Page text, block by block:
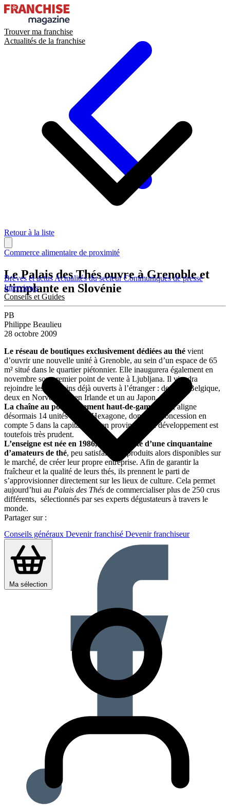
Trouver ma franchise
Actualités de la franchise
Brèves et actus Actualités du secteurCommuniqués de presse
Interviews
Conseils et Guides
Conseils généraux Devenir franchisé Devenir franchiseur
Ma sélection
Retour à la liste
Commerce alimentaire de proximité
Le Palais des Thés ouvre à Grenoble et
s'implante en Slovénie
PB
Philippe Beaulieu
28 octobre 2009
Le réseau de boutiques exclusivement dédiées au thé vient
d’ouvrir une nouvelle unité à Grenoble, au sein d’un espace de 65
m² situé dans le quartier piétonnier. Elle inaugurera également en
novembre son premier point de vente à Ljubljana. Il viendra
rejoindre les magasins déjà ouverts à l’étranger : deux en Belgique,
deux en Norvège, un en Irlande et un au Japon.
La chaîne au positionnement haut-de-gamme
qui, aligne
désormais 14 unités dans l’Hexagone, dont 6 en concession en
compte 5 dans la capitale et 9 en province. Son développement est
toutefois très prudent.
L’enseigne est née en 1986, de la volonté d’une cinquantaine
d’amateurs de thé, peu satisfaits des produits alors disponibles sur
le marché, de créer leur propre entreprise. Afin de garantir la
fraîcheur et la qualité de leurs thés, ils prennent le parti de
s’approvisionner directement sur les lieux de culture. Cela permet
aujourd’hui au Palais des Thés de commercialiser plus de 250 crus
différents, sélectionnés par ses experts dégustateurs à travers le
monde.
Partager sur :